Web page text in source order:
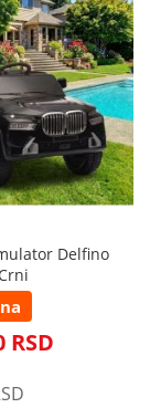
Delfino
RSD